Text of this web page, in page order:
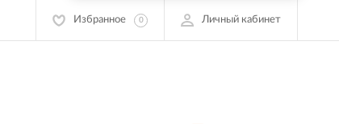
Избранное 0 Личный кабинет